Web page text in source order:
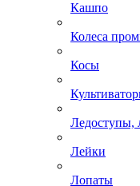
Кашпо
Колеса
Косы
Ледоступы,
Лейки
Лопаты